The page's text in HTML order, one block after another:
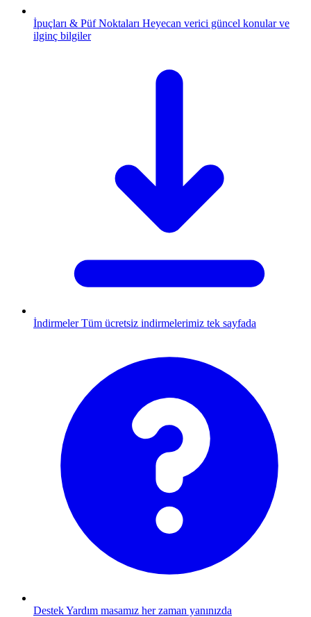
İpuçları & Püf Noktaları Heyecan verici güncel konular ve
ilginç bilgiler
İndirmeler Tüm ücretsiz indirmelerimiz tek sayfada
DestekYardım masamız her zaman yanınızda